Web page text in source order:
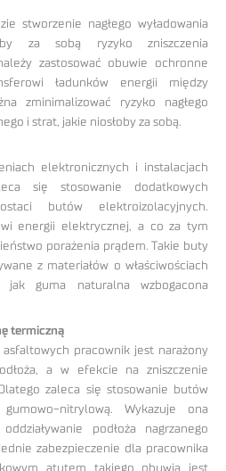
stworzenie nagłego wyładowania
za sobą ryzyko zniszczenia
zastosować obuwie ochronne
ładunków energii między
zminimalizować ryzyko nagłego
i strat, jakie niosłoby za sobą.
elektronicznych i instalacjach
się stosowanie dodatkowych
butów elektroizolacyjnych.
energii elektrycznej, a co za tym
porażenia prądem. Takie buty
z materiałów o właściwościach
jak guma naturalna wzbogacona
termiczną
pracownik jest narażony
a w efekcie na zniszczenie
zaleca się stosowanie butów
nitrylową. Wykazuje ona
podłoża nagrzanego
zabezpieczenie dla pracownika
atutem takiego obuwia jest